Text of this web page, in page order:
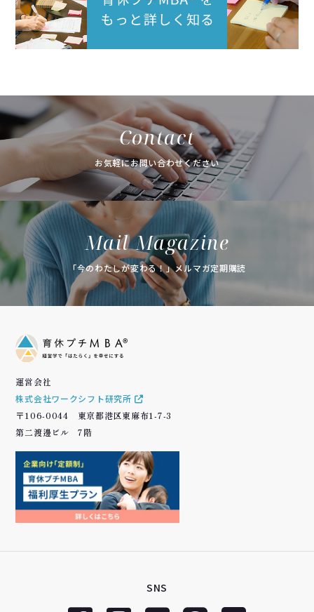
Contact
お気軽にお問い合わせください
Mail Magazine
「今のわたしが変わる！」メルマガ定期購読
運営会社
株式会社ワークシフト研究所
〒106-0044 東京都港区東麻布1-7-3
第二渡邊ビル 7階
SNS